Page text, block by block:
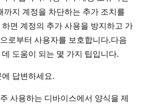
까지 계정을 차단하는 추가 조치를
면 계정의 추가 사용을 방지하고 가
로부터 사용자를 보호합니다.다음
도움이 되는 몇 가지 팁입니다.
답변하세요.
사용하는 디바이스에서 양식을 제